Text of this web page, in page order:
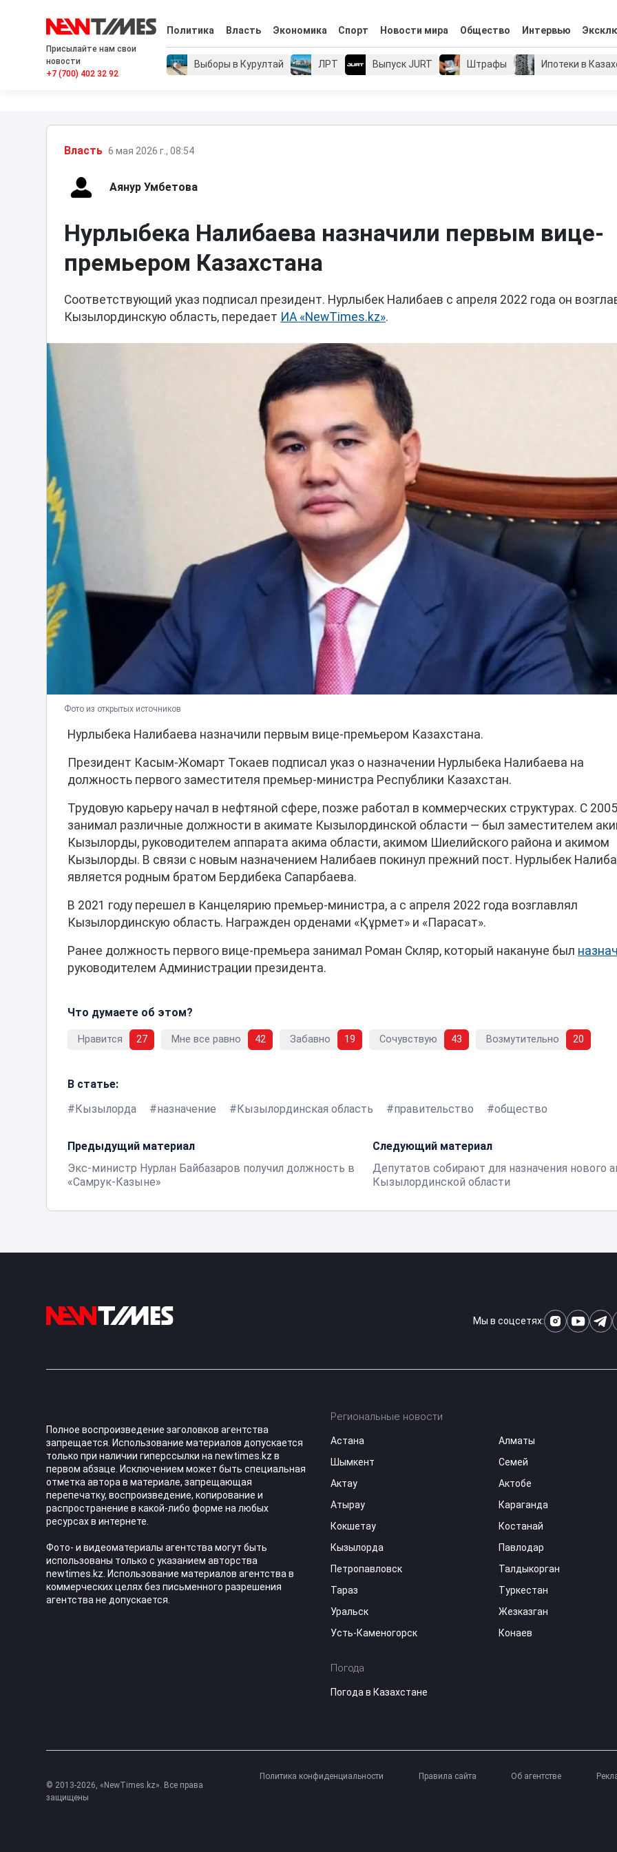
Присылайте нам свои
новости
+7 (700) 402 32 92
Политика Власть Экономика Спорт Новости мира Общество Интервью
Выборы в Курултай ЛРТ Выпуск JURT Штрафы Ипотеки в
Власть 6 мая 2026 г., 08:54
Аянур Умбетова
Нурлыбека Налибаева назначили первым вице-
премьером Казахстана
Соответствующий указ подписал президент. Нурлыбек Налибаев с апреля 2022 года он
Кызылординскую область, передает ИА «NewTimes.kz».
Фото из открытых источников
Нурлыбека Налибаева назначили первым вице-премьером Казахстана.
Президент Касым-Жомарт Токаев подписал указ о назначении Нурлыбека Налибаева на
должность первого заместителя премьер-министра Республики Казахстан.
Трудовую карьеру начал в нефтяной сфере, позже работал в коммерческих структурах. С
занимал различные должности в акимате Кызылординской области — был заместителем
Кызылорды, руководителем аппарата акима области, акимом Шиелийского района и акимом
Кызылорды. В связи с новым назначением Налибаев покинул прежний пост. Нурлыбек
является родным братом Бердибека Сапарбаева.
В 2021 году перешел в Канцелярию премьер-министра, а с апреля 2022 года возглавлял
Кызылординскую область. Награжден орденами «Құрмет» и «Парасат».
Ранее должность первого вице-премьера занимал Роман Скляр, который накануне был
руководителем Администрации президента.
Что думаете об этом?
Нравится 27 Мне все равно 42 Забавно 19 Сочувствую 43 Возмутительно 20
В статье:
Кызылорда
назначение Кызылординская область правительство общество
Предыдущий материал
Экс-министр Нурлан Байбазаров получил должность в
«Самрук-Казыне»
Следующий материал
Депутатов собирают для назначения нового
Кызылординской области
Мы в соцсетях:
Полное воспроизведение заголовков агентства
запрещается. Использование материалов допускается
только при наличии гиперссылки на newtimes.kz в
первом абзаце. Исключением может быть специальная
отметка автора в материале, запрещающая
перепечатку, воспроизведение, копирование и
распространение в какой-либо форме на любых
ресурсах в интернете.
Фото- и видеоматериалы агентства могут быть
использованы только с указанием авторства
newtimes.kz. Использование материалов агентства в
коммерческих целях без письменного разрешения
агентства не допускается.
Региональные новости
Астана
Алматы
Шымкент
Семей
Актау
Актобе
Атырау
Караганда
Кокшетау
Костанай
Кызылорда
Павлодар
Петропавловск
Талдыкорган
Тараз
Туркестан
Уральск
Жезказган
Усть-Каменогорск
Конаев
Погода
Погода в Казахстане
© 2013-2026, «NewTimes.kz». Все права
защищены
Политика конфиденциальности Правила сайта Об агентстве